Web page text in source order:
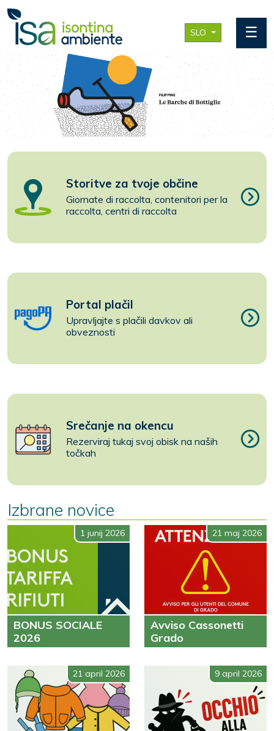
SLO ☰
Storitve za tvoje občine
Giornate di raccolta, contenitori per la
raccolta, centri di raccolta
Portal plačil
Upravljajte s plačili davkov ali
obveznosti
Srečanje na okencu
Rezerviraj tukaj svoj obisk na naših
točkah
Izbrane novice
1 junij 2026
BONUS SOCIALE
2026
21 maj 2026
Avviso Cassonetti
Grado
21 april 2026 9 april 2026